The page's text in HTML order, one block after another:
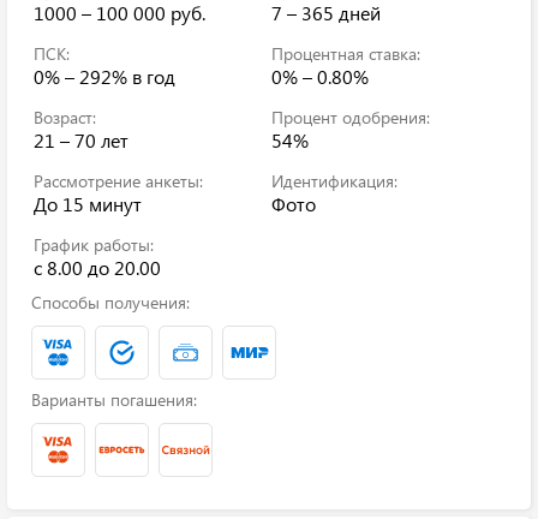
1000 – 100 000 руб. 7 – 365 дней
ПСК:
0% – 292% в год
Процентная ставка:
0% – 0.80%
Возраст:
21 – 70 лет
Процент одобрения:
54%
Рассмотрение анкеты:
До 15 минут
Идентификация:
Фото
График работы:
с 8.00 до 20.00
Способы получения:
Варианты погашения: